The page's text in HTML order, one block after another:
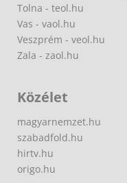
Tolna - teol.hu
Vas - vaol.hu
Veszprém - veol.hu
Zala - zaol.hu
Közélet
magyarnemzet.hu
szabadfold.hu
hirtv.hu
origo.hu